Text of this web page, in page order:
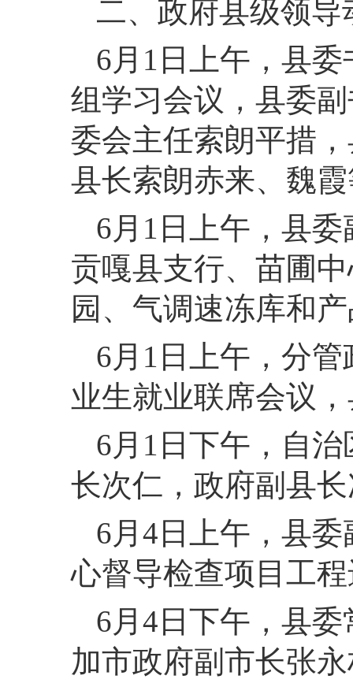
二、政府县级领导
6月1日上午，县
组学习会议，县委
委会主任索朗平措
县长索朗赤来、魏
6月1日上午，县
贡嘎县支行、苗圃
园、气调速冻库和
6月1日上午，分
业生就业联席会议
6月1日下午，自
长次仁，政府副县
6月4日上午，县
心督导检查项目工
6月4日下午，县
加市政府副市长张